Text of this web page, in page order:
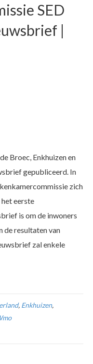
SED
|
Broec, Enkhuizen en
gepubliceerd. In
zich
eerste
is om de inwoners
de resultaten van
zal enkele
, Enkhuizen,